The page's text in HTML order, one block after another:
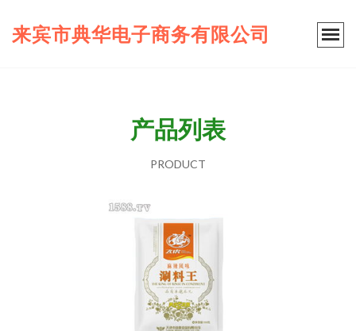
来宾市典华电子商务有限公司
产品列表
PRODUCT